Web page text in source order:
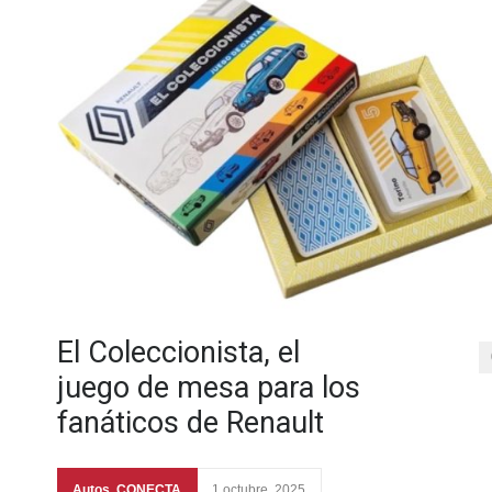
El Coleccionista, el
juego de mesa para los
fanáticos de Renault